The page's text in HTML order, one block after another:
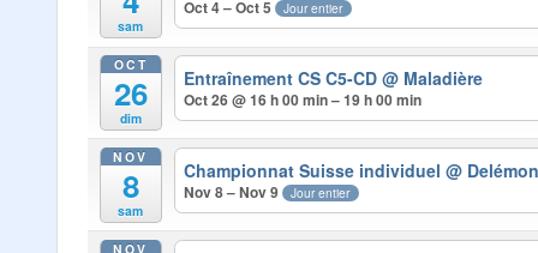
sam
Oct 4 – Oct 5 Jour entier
OCT
26
dim
Entraînement CS C5-CD@ Maladière
Oct 26 @ 16 h 00 min – 19 h 00 min
NOV
8
sam
Championnat Suisse individuel@
Nov 8 – Nov 9 Jour entier
NOV